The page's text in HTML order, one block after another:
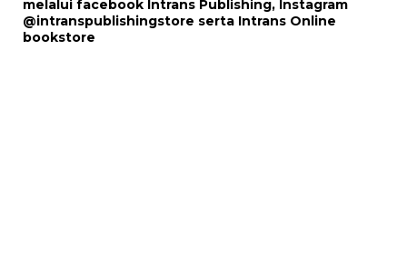
melalui facebook Intrans Publishing, Instagram
@intranspublishingstore serta Intrans Online
bookstore